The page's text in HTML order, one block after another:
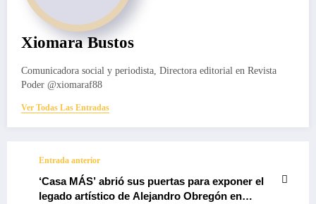
Xiomara Bustos
Comunicadora social y periodista, Directora editorial en Revista
Poder @xiomaraf88
Ver Todas Las Entradas
Entrada anterior
‘Casa MÁS’ abrió sus puertas para exponer el
legado artístico de Alejandro Obregón en